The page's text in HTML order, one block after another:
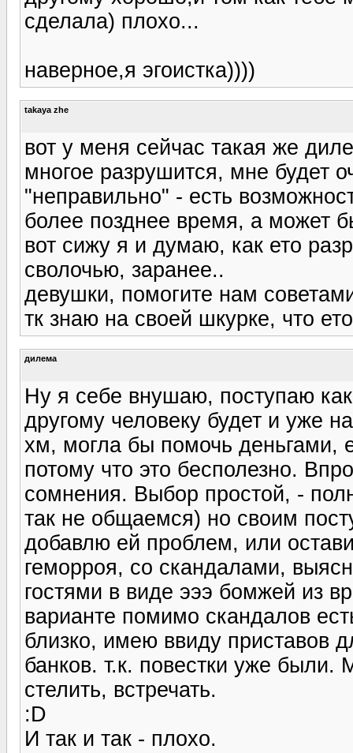
сделала) плохо...
наверное,я эгоистка))))
takaya zhe
вот у меня сейчас такая же
многое разрушится, мне будет
"неправильно" - есть
более позднее время, а может
вот сижу я и думаю, как ето
сволочью, заранее..
девушки, помогите нам
тк знаю на своей шкурке, что
дилема
Ну я себе внушаю, поступаю
другому человеку будет и уже
хм, могла бы помочь деньгами,
потому что это бесполезно.
сомнения. Выбор простой, -
так не общаемся) но своим
добавлю ей проблем, или
геморроя, со скандалами,
гостями в виде эээ бомжей из
варианте помимо скандалов
близко, имею ввиду приставов
банков. т.к. повестки уже
стелить, встречать.
:D
И так и так - плохо.